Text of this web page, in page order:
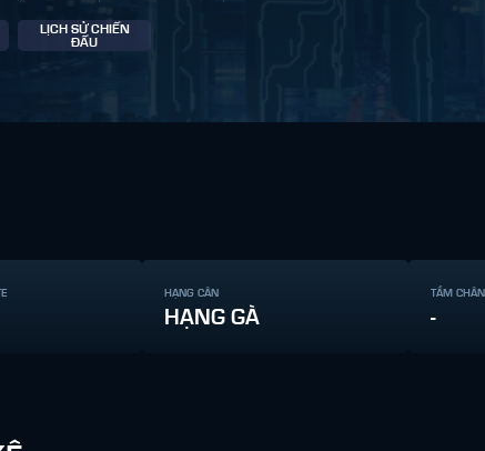
LỊCH SỬ CHIẾN
ĐẤU
HẠNG CÂN
HẠNG GÀ
TẦM CHÂN
-